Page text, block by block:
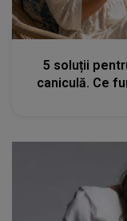
5 soluții
caniculă. Ce